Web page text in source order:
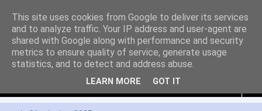
Eka in Emil
Življenje je pot, ne cilj
This site uses cookies from Google to deliver its services
and to analyze traffic. Your IP address and user-agent are
shared with Google along with performance and security
metrics to ensure quality of service, generate usage
statistics, and to detect and address abuse.
LEARN MORE GOT IT